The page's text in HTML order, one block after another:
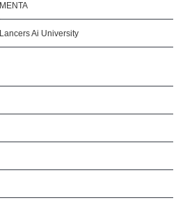
MENTA
Lancers Ai University